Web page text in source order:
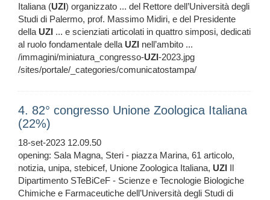
Italiana (UZI) organizzato ... del Rettore dell’Università degli
Studi di Palermo, prof. Massimo Midiri, e del Presidente
della UZI ... e scienziati articolati in quattro simposi, dedicati
al ruolo fondamentale della UZI nell’ambito ...
/immagini/miniatura_congresso-UZI-2023.jpg
/sites/portale/_categories/comunicatostampa/
4. 82° congresso Unione Zoologica Italiana
(22%)
18-set-2023 12.09.50
opening: Sala Magna, Steri - piazza Marina, 61 articolo,
notizia, unipa, stebicef, Unione Zoologica Italiana, UZI Il
Dipartimento STeBiCeF - Scienze e Tecnologie Biologiche
Chimiche e Farmaceutiche dell’Università degli Studi di